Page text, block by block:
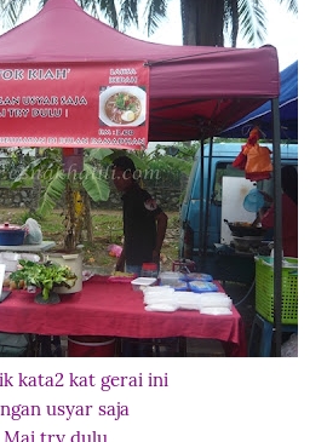
kata2 kat gerai ini
usyar saja